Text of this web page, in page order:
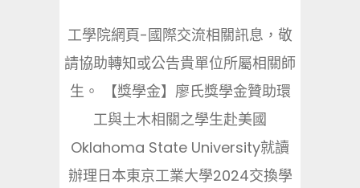
工學院網頁-國際交流相關訊息，敬
請協助轉知或公告貴單位所屬相關師
生。 【獎學金】廖氏獎學金贊助環
工與土木相關之學生赴美國
Oklahoma State University就讀
辦理日本東京工業大學2024交換學